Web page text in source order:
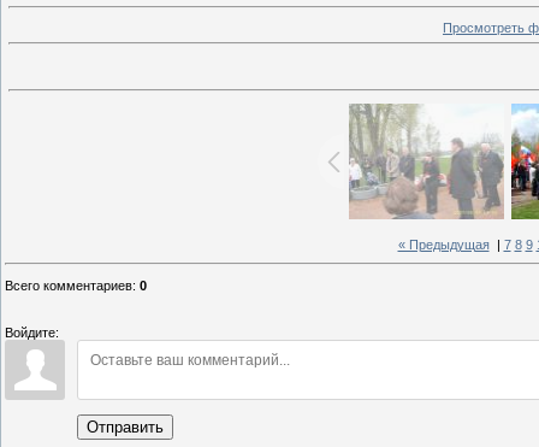
Просмотреть
« Предыдущая| 7 8 9
Всего комментариев: 0
Войдите:
Отправить